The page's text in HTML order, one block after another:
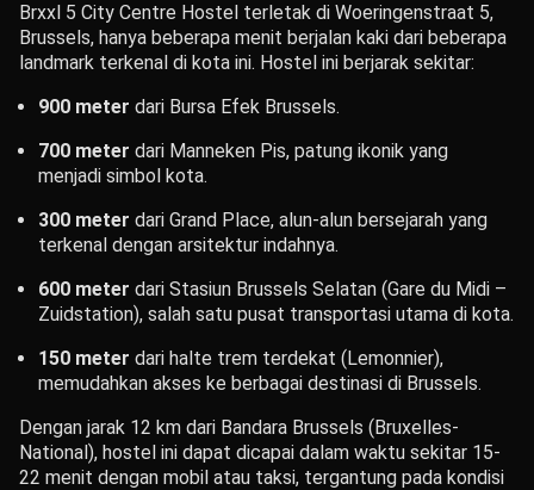
Brxxl 5 City Centre Hostel terletak di Woeringenstraat 5,
Brussels, hanya beberapa menit berjalan kaki dari beberapa
landmark terkenal di kota ini. Hostel ini berjarak sekitar:
900 meter dari Bursa Efek Brussels.
700 meter dari Manneken Pis, patung ikonik yang
menjadi simbol kota.
300 meter dari Grand Place, alun-alun bersejarah yang
terkenal dengan arsitektur indahnya.
600 meter dari Stasiun Brussels Selatan (Gare du Midi –
Zuidstation), salah satu pusat transportasi utama di kota.
150 meter dari halte trem terdekat (Lemonnier),
memudahkan akses ke berbagai destinasi di Brussels.
Dengan jarak 12 km dari Bandara Brussels (Bruxelles-
National), hostel ini dapat dicapai dalam waktu sekitar 15-
22 menit dengan mobil atau taksi, tergantung pada kondisi